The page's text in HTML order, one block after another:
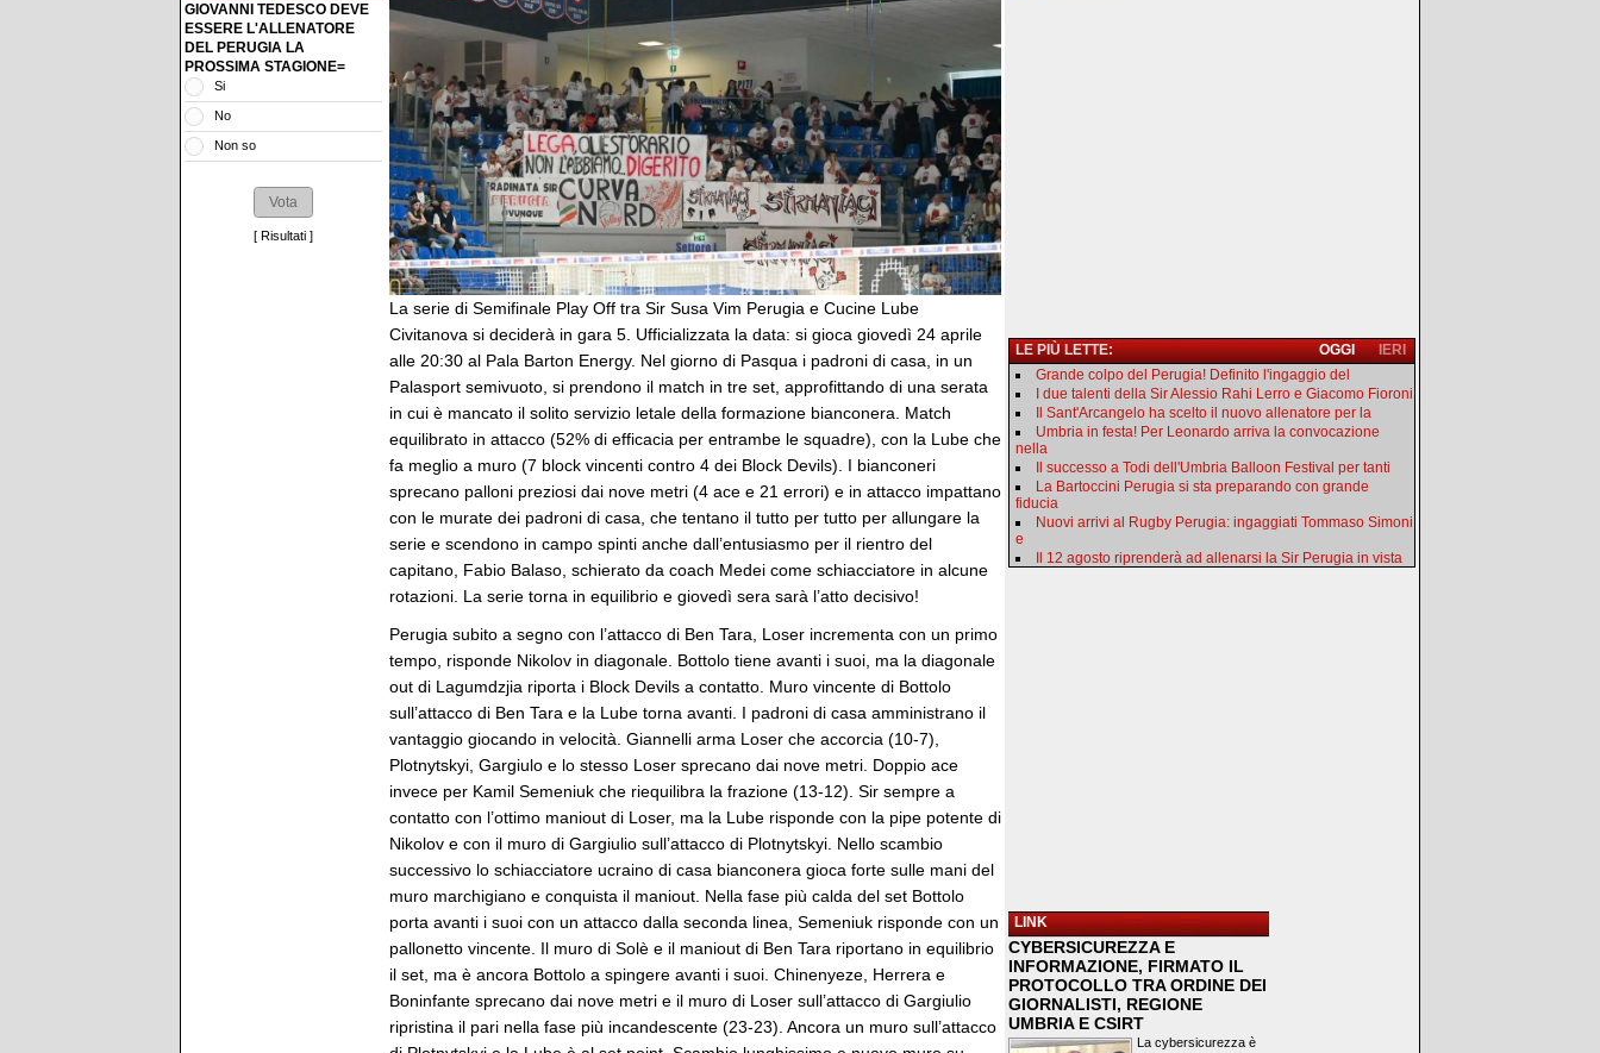
GIOVANNI TEDESCO DEVE
ESSERE L'ALLENATORE
DEL PERUGIA LA
PROSSIMA STAGIONE=
Si
No
Non so
[ Risultati ]
La serie di Semifinale Play Off tra Sir Susa Vim Perugia e Cucine Lube
Civitanova si deciderà in gara 5. Ufficializzata la data: si gioca giovedì 24 aprile
alle 20:30 al Pala Barton Energy. Nel giorno di Pasqua i padroni di casa, in un
Palasport semivuoto, si prendono il match in tre set, approfittando di una serata
in cui è mancato il solito servizio letale della formazione bianconera. Match
equilibrato in attacco (52% di efficacia per entrambe le squadre), con la Lube che
fa meglio a muro (7 block vincenti contro 4 dei Block Devils). I bianconeri
sprecano palloni preziosi dai nove metri (4 ace e 21 errori) e in attacco impattano
con le murate dei padroni di casa, che tentano il tutto per tutto per allungare la
serie e scendono in campo spinti anche dall’entusiasmo per il rientro del
capitano, Fabio Balaso, schierato da coach Medei come schiacciatore in alcune
rotazioni. La serie torna in equilibrio e giovedì sera sarà l’atto decisivo!
Perugia subito a segno con l’attacco di Ben Tara, Loser incrementa con un primo
tempo, risponde Nikolov in diagonale. Bottolo tiene avanti i suoi, ma la diagonale
out di Lagumdzjia riporta i Block Devils a contatto. Muro vincente di Bottolo
sull’attacco di Ben Tara e la Lube torna avanti. I padroni di casa amministrano il
vantaggio giocando in velocità. Giannelli arma Loser che accorcia (10-7),
Plotnytskyi, Gargiulo e lo stesso Loser sprecano dai nove metri. Doppio ace
invece per Kamil Semeniuk che riequilibra la frazione (13-12). Sir sempre a
contatto con l’ottimo maniout di Loser, ma la Lube risponde con la pipe potente di
Nikolov e con il muro di Gargiulio sull’attacco di Plotnytskyi. Nello scambio
successivo lo schiacciatore ucraino di casa bianconera gioca forte sulle mani del
muro marchigiano e conquista il maniout. Nella fase più calda del set Bottolo
porta avanti i suoi con un attacco dalla seconda linea, Semeniuk risponde con un
pallonetto vincente. Il muro di Solè e il maniout di Ben Tara riportano in equilibrio
il set, ma è ancora Bottolo a spingere avanti i suoi. Chinenyeze, Herrera e
Boninfante sprecano dai nove metri e il muro di Loser sull’attacco di Gargiulio
ripristina il pari nella fase più incandescente (23-23). Ancora un muro sull’attacco
LE PIÙ LETTE: IERI
OGGI
Grande colpo del Perugia! Definito l'ingaggio del
I due talenti della Sir Alessio Rahi Lerro e Giacomo Fioroni
Il Sant'Arcangelo ha scelto il nuovo allenatore per la
Umbria in festa! Per Leonardo arriva la convocazione
nella
Il successo a Todi dell'Umbria Balloon Festival per tanti
La Bartoccini Perugia si sta preparando con grande
fiducia
Nuovi arrivi al Rugby Perugia: ingaggiati Tommaso Simoni
e
Il 12 agosto riprenderà ad allenarsi la Sir Perugia in vista
LINK
CYBERSICUREZZA E
INFORMAZIONE, FIRMATO IL
PROTOCOLLO TRA ORDINE DEI
GIORNALISTI, REGIONE
UMBRIA E CSIRT
La cybersicurezza è